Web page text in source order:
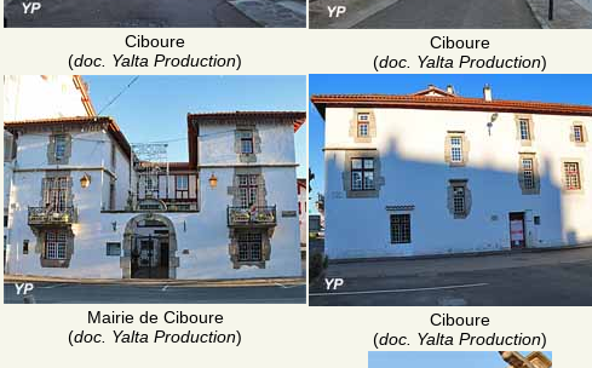
Ciboure
(doc. Yalta Production)
Ciboure
(doc. Yalta Production)
Mairie de Ciboure
(doc. Yalta Production)
Ciboure
(doc. Yalta Production)